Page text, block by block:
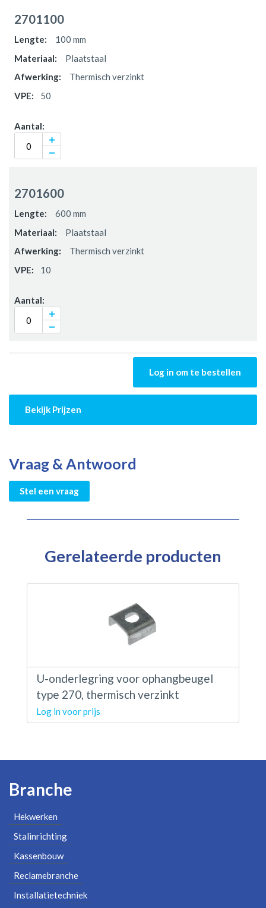
2701100
100 mm
Plaatstaal
Thermisch verzinkt
50
2701600
600 mm
Plaatstaal
Thermisch verzinkt
10
Log in om te bestellen
Bekijk Prijzen
Vraag & Antwoord
Stel een vraag
Gerelateerde producten
U-onderlegring voor ophangbeugel
type 270, thermisch verzinkt
Log in voor prijs
Branche
Hekwerken
Stalinrichting
Kassenbouw
Reclamebranche
Installatietechniek